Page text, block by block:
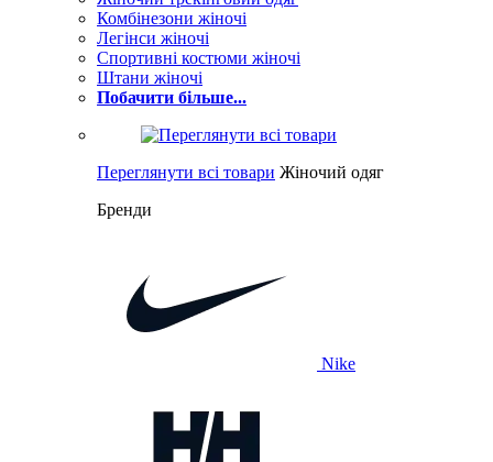
Комбінезони жіночі
Легінси жіночі
Спортивні костюми жіночі
Штани жіночі
Побачити більше...
Переглянути всі товари Жіночий одяг
Бренди
Nike